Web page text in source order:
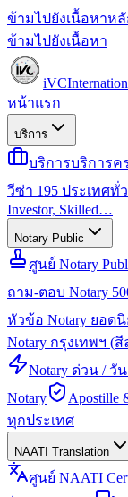
ข้ามไปยังเนื้อหาห
ข้ามไปยังเนื้อหา
iVC
หน้าแรก
บริการ
บริการบริการค
วีซ่า 195 ประเทศทั่
Investor, Skilled…
Notary Public
ศูนย์ Notary
ถาม-ตอบ Notary
หัวข้อ Notary ยอด
Notary กรุงเทพฯ (
Notary ด่วน / วัน
Notary
Apostille
ทุกประเทศ
NAATI Translation
ศูนย์ NAATI